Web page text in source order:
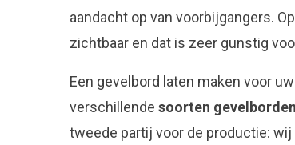
aandacht op van voorbijgangers.
zichtbaar en dat is zeer gunstig
Een gevelbord laten maken voor
verschillende soorten gevelborden
tweede partij voor de productie: wij